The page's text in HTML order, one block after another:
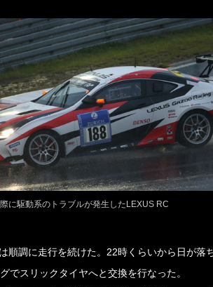
に駆動系のトラブルが発生したLEXUS RC
調に走行を続けた。22時くらいから日が落
でスリックタイヤへと交換を行なった。